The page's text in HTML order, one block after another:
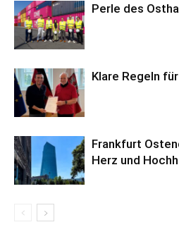
Perle des
Klare Regeln
Frankfurt
Herz und